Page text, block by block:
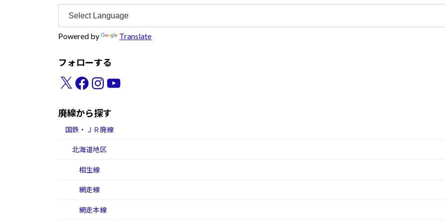
Powered by Translate
フォローする
X Facebook
InstagramYouTube
廃線から探す
国鉄・ＪＲ廃線
北海道地区
相生線
網走線
網走本線